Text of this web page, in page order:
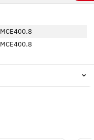
MCE400.8
MCE400.8